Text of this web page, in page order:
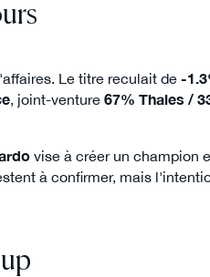
Le titre reculait de-
, joint-venture67% Thales /
vise à créer un champion
à confirmer, mais